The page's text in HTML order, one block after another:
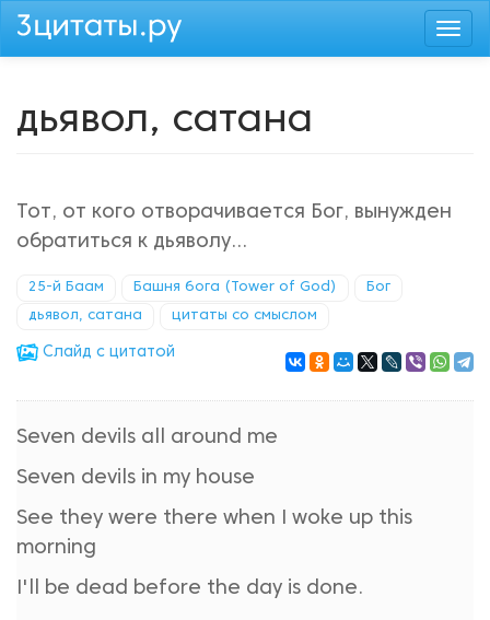
Перейти
дьявол, сатана
Тот, от кого отворачивается Бог, вынужден
обратиться к дьяволу...
25-й Баам Башня бога (Tower of God) Бог
дьявол, сатана цитаты со смыслом
Cлайд с цитатой
Seven devils all around me
Seven devils in my house
See they were there when I woke up this
morning
I'll be dead before the day is done.